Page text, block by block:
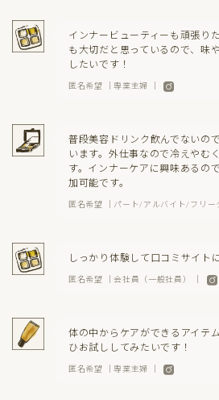
インナービューティーも頑張り
も大切だと思っているので、味
したいです！
匿名希望 ｜専業主婦 ｜
普段美容ドリンク飲んでないの
います。外仕事なので冷えやむ
す。インナーケアに興味あるの
加可能です。
匿名希望 ｜パート/アルバイト/フリー
しっかり体験して口コミサイト
匿名希望 ｜会社員（一般社員） ｜
体の中からケアができるアイテ
ひお試ししてみたいです！
匿名希望 ｜専業主婦 ｜